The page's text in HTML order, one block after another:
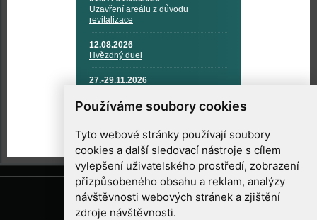
Používáme soubory cookies
Tyto webové stránky používají soubory
cookies a další sledovací nástroje s cílem
vylepšení uživatelského prostředí, zobrazení
přizpůsobeného obsahu a reklam, analýzy
návštěvnosti webových stránek a zjištění
zdroje návštěvnosti.
Uzavření areálu z důvodu
revitalizace
12.08.2026
Hvězdný duel
27.-29.11.2026
TECHNIKA A KOSMICKÉ
TECHNOLOGIE